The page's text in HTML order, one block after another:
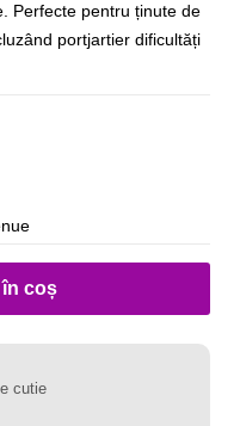
Perfecte pentru ținute de
portjartier dificultăți
coș
cutie